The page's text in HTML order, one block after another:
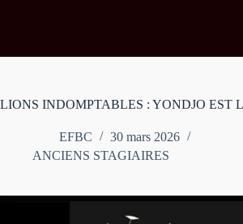
LIONS INDOMPTABLES : YONDJO EST
EFBC
30 mars 2026
ANCIENS STAGIAIRES